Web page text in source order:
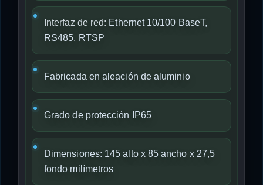
Interfaz de red: Ethernet 10/100 BaseT,
RS485, RTSP
Fabricada en aleación de aluminio
Grado de protección IP65
Dimensiones: 145 alto x 85 ancho x 27,5
fondo milímetros